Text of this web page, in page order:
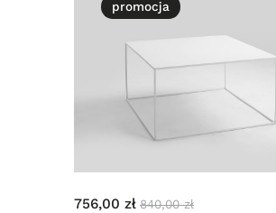
756,00 zł 840,00 zł
promocja